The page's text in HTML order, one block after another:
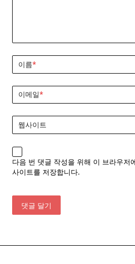
이름*
이메일*
웹사이트
다음 번 댓글 작성을 위해 이 브라우저
사이트를 저장합니다.